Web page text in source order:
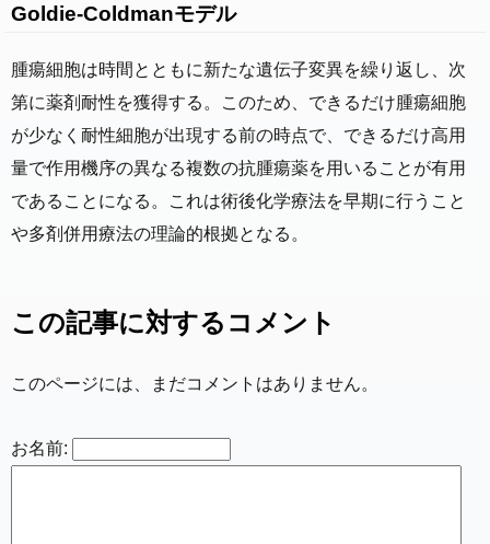
Goldie-Coldmanモデル
腫瘍細胞は時間とともに新たな遺伝子変異を繰り返し、次
第に薬剤耐性を獲得する。このため、できるだけ腫瘍細胞
が少なく耐性細胞が出現する前の時点で、できるだけ高用
量で作用機序の異なる複数の抗腫瘍薬を用いることが有用
であることになる。これは術後化学療法を早期に行うこと
や多剤併用療法の理論的根拠となる。
この記事に対するコメント
このページには、まだコメントはありません。
お名前: